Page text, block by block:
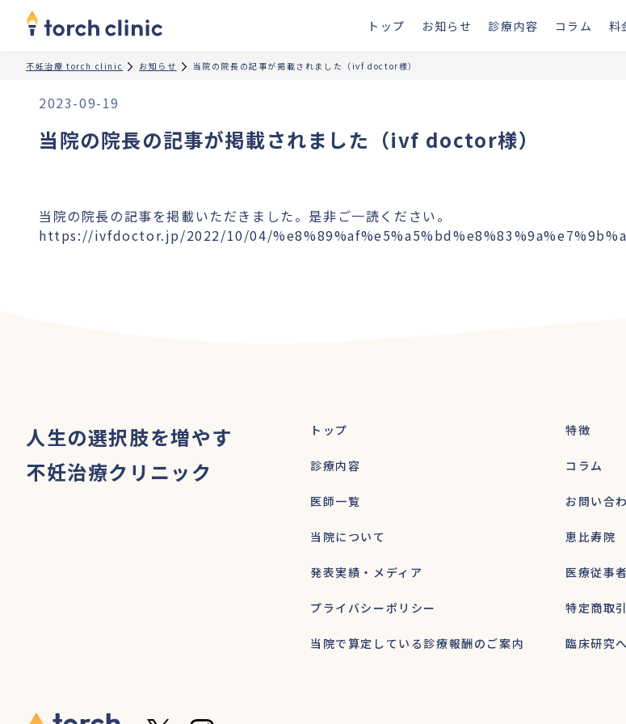
トップ お知らせ 診療内容 コラム 料
不妊治療 torch clinic お知らせ 当院の院長の記事が掲載されました（ivf doctor様）
2023-09-19
当院の院長の記事が掲載されました（ivf doctor様）
当院の院長の記事を掲載いただきました。是非ご一読ください。
https://ivfdoctor.jp/2022/10/04/
人生の選択肢を増やす
不妊治療クリニック
トップ 特徴
診療内容 コラム
医師一覧 お問い合
当院について 恵比寿院
発表実績・メディア 医療従事
プライバシーポリシー 特定商取
当院で算定している診療報酬のご案内 臨床研究